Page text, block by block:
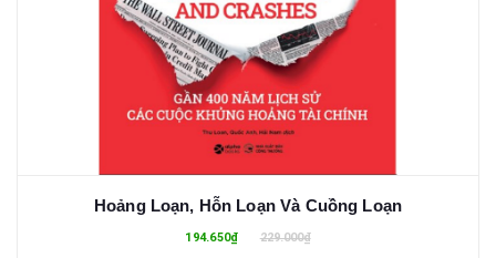
Hoảng Loạn, Hỗn Loạn Và Cuồng Loạn
194.650₫ 229.000₫